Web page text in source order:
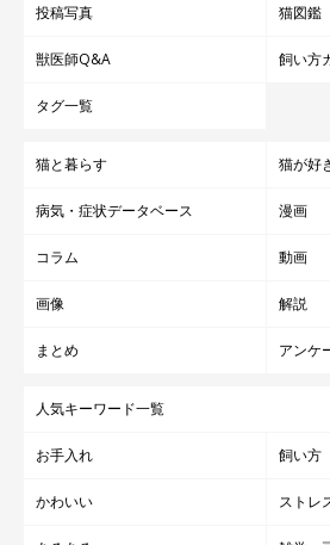
投稿写真 猫図鑑
獣医師Q&A 飼い方
タグ一覧
猫と暮らす 猫が好
病気・症状データベース 漫画
コラム 動画
画像 解説
まとめ アンケ
人気キーワード一覧
お手入れ 飼い方
かわいい ストレ